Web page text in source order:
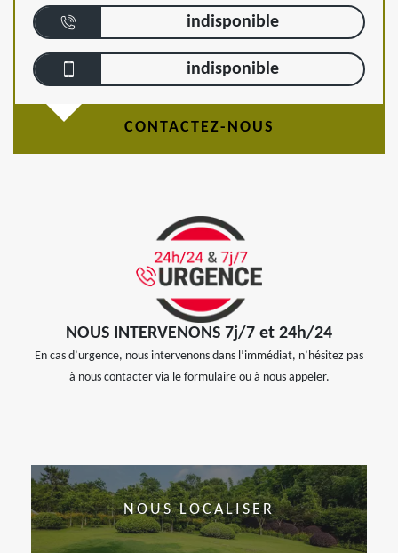
indisponible
indisponible
CONTACTEZ-NOUS
NOUS INTERVENONS 7j/7 et 24h/24
En cas d’urgence, nous intervenons dans l’immédiat, n’hésitez pas
à nous contacter via le formulaire ou à nous appeler.
NOUS LOCALISER